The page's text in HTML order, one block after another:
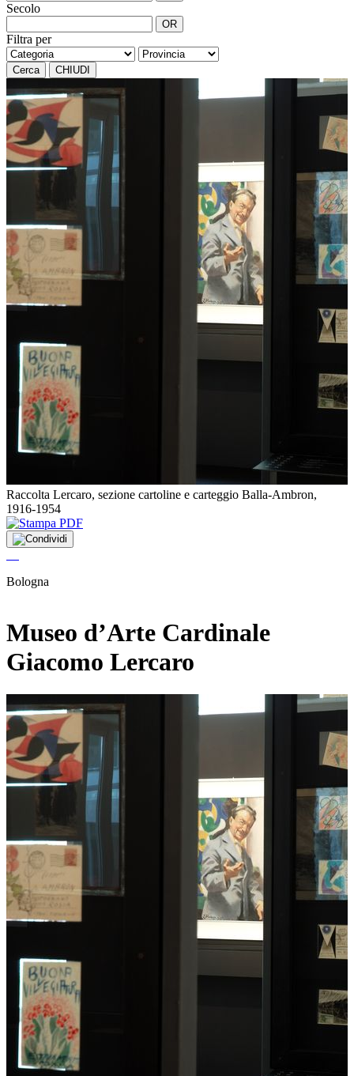
Secolo
OR
Filtra per
Cerca CHIUDI
Raccolta Lercaro, sezione cartoline e carteggio Balla-Ambron,
1916-1954
Bologna
Museo d’Arte Cardinale
Giacomo Lercaro